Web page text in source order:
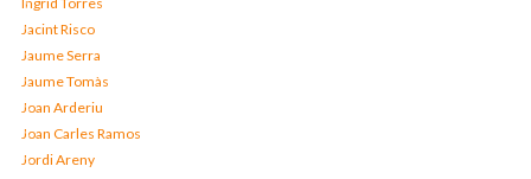
Jacint Risco
Jaume Serra
Jaume Tomàs
Joan Arderiu
Joan Carles Ramos
Jordi Areny